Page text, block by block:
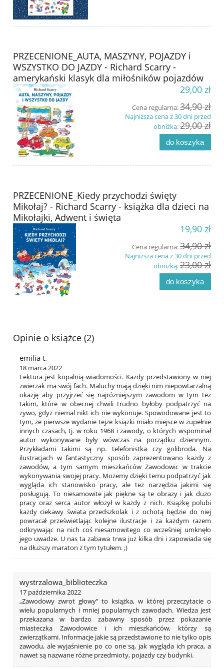
PRZECENIONE_AUTA, MASZYNY, POJAZDY i
WSZYSTKO DO JAZDY - Richard Scarry -
amerykański klasyk dla miłośników pojazdów
29,00 zł
Cena regularna:34,90 zł
Najniższa cena z 30 dni przed
obniżką:29,00 zł
do koszyka
PRZECENIONE_Kiedy przychodzi święty
Mikołaj? - Richard Scarry - książka dla dzieci na
Mikołajki, Adwent i święta
19,90 zł
Cena regularna:34,90 zł
Najniższa cena z 30 dni przed
obniżką:23,00 zł
do koszyka
Opinie o książce (2)
emilia t.
18 marca 2022
Lektura jest kopalnią wiadomości. Każdy przedstawiony w niej
zwierzak ma swój fach. Maluchy mają dzięki nim niepowtarzalną
okazję aby przyjrzeć się najróżniejszym zawodom w tym też
takim, które w obecnej chwili trudno byłoby podpatrzyć na
żywo, gdyż niemal nikt ich nie wykonuje. Spowodowane jest to
tym, że pierwsze wydanie tejże książki miało miejsce w zupełnie
innych czasach, tj. w roku 1968 i zawody, o których wspominał
autor wykonywane były wówczas na porządku dziennym.
Przykładami takimi są np. telefonistka czy golibroda. Na
ilustracjach w fantastyczny sposób zaprezentowano każdy z
zawodów, a tym samym mieszkańców Zawodowic w trakcie
wykonywania swojej pracy. Możemy dzięki temu podpatrzyć jak
wygląda ich stanowisko pracy, ale też narzędzia jakimi się
posługują. To niesamowite jak piękne są te obrazy i jak dużo
pracy oraz serca autor włożył w każdy z nich. Książkę polubi
każdy ciekawy świata przedszkolak i z ochotą będzie do niej
powracał prześwietlając kolejne ilustracje i za każdym razem
odkrywając na nich coś niesamowitego co wcześniej umknęło
jego uwadze. U nas ta zabawa trwa już kilka dni i zapowiada się
na dłuższy maraton z tym tytułem. ;)
wystrzalowa_biblioteczka
17 października 2022
„Zawodowy zwrot głowy” to książka, w której przeczytacie o
wielu popularnych i mniej popularnych zawodach. Wiedza jest
przekazana w bardzo zabawny sposób przez pokazanie
miasteczka Zawodowice i ich mieszkańców, którzy są
zwierzątkami. Informacje jakie są przedstawione to nie tylko opis
zawodu, ale wyjaśnienie po co one są, jak wygląda ich praca, a
nawet są nazwane różne przedmioty, pojazdy czy budynki.